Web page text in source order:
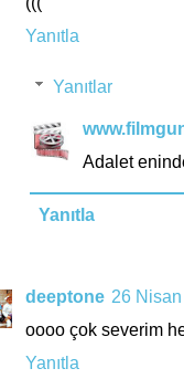
Yanıtla
Yanıtlar
Adalet
Yanıtla
deeptone 26
oooo çok severim
Yanıtla